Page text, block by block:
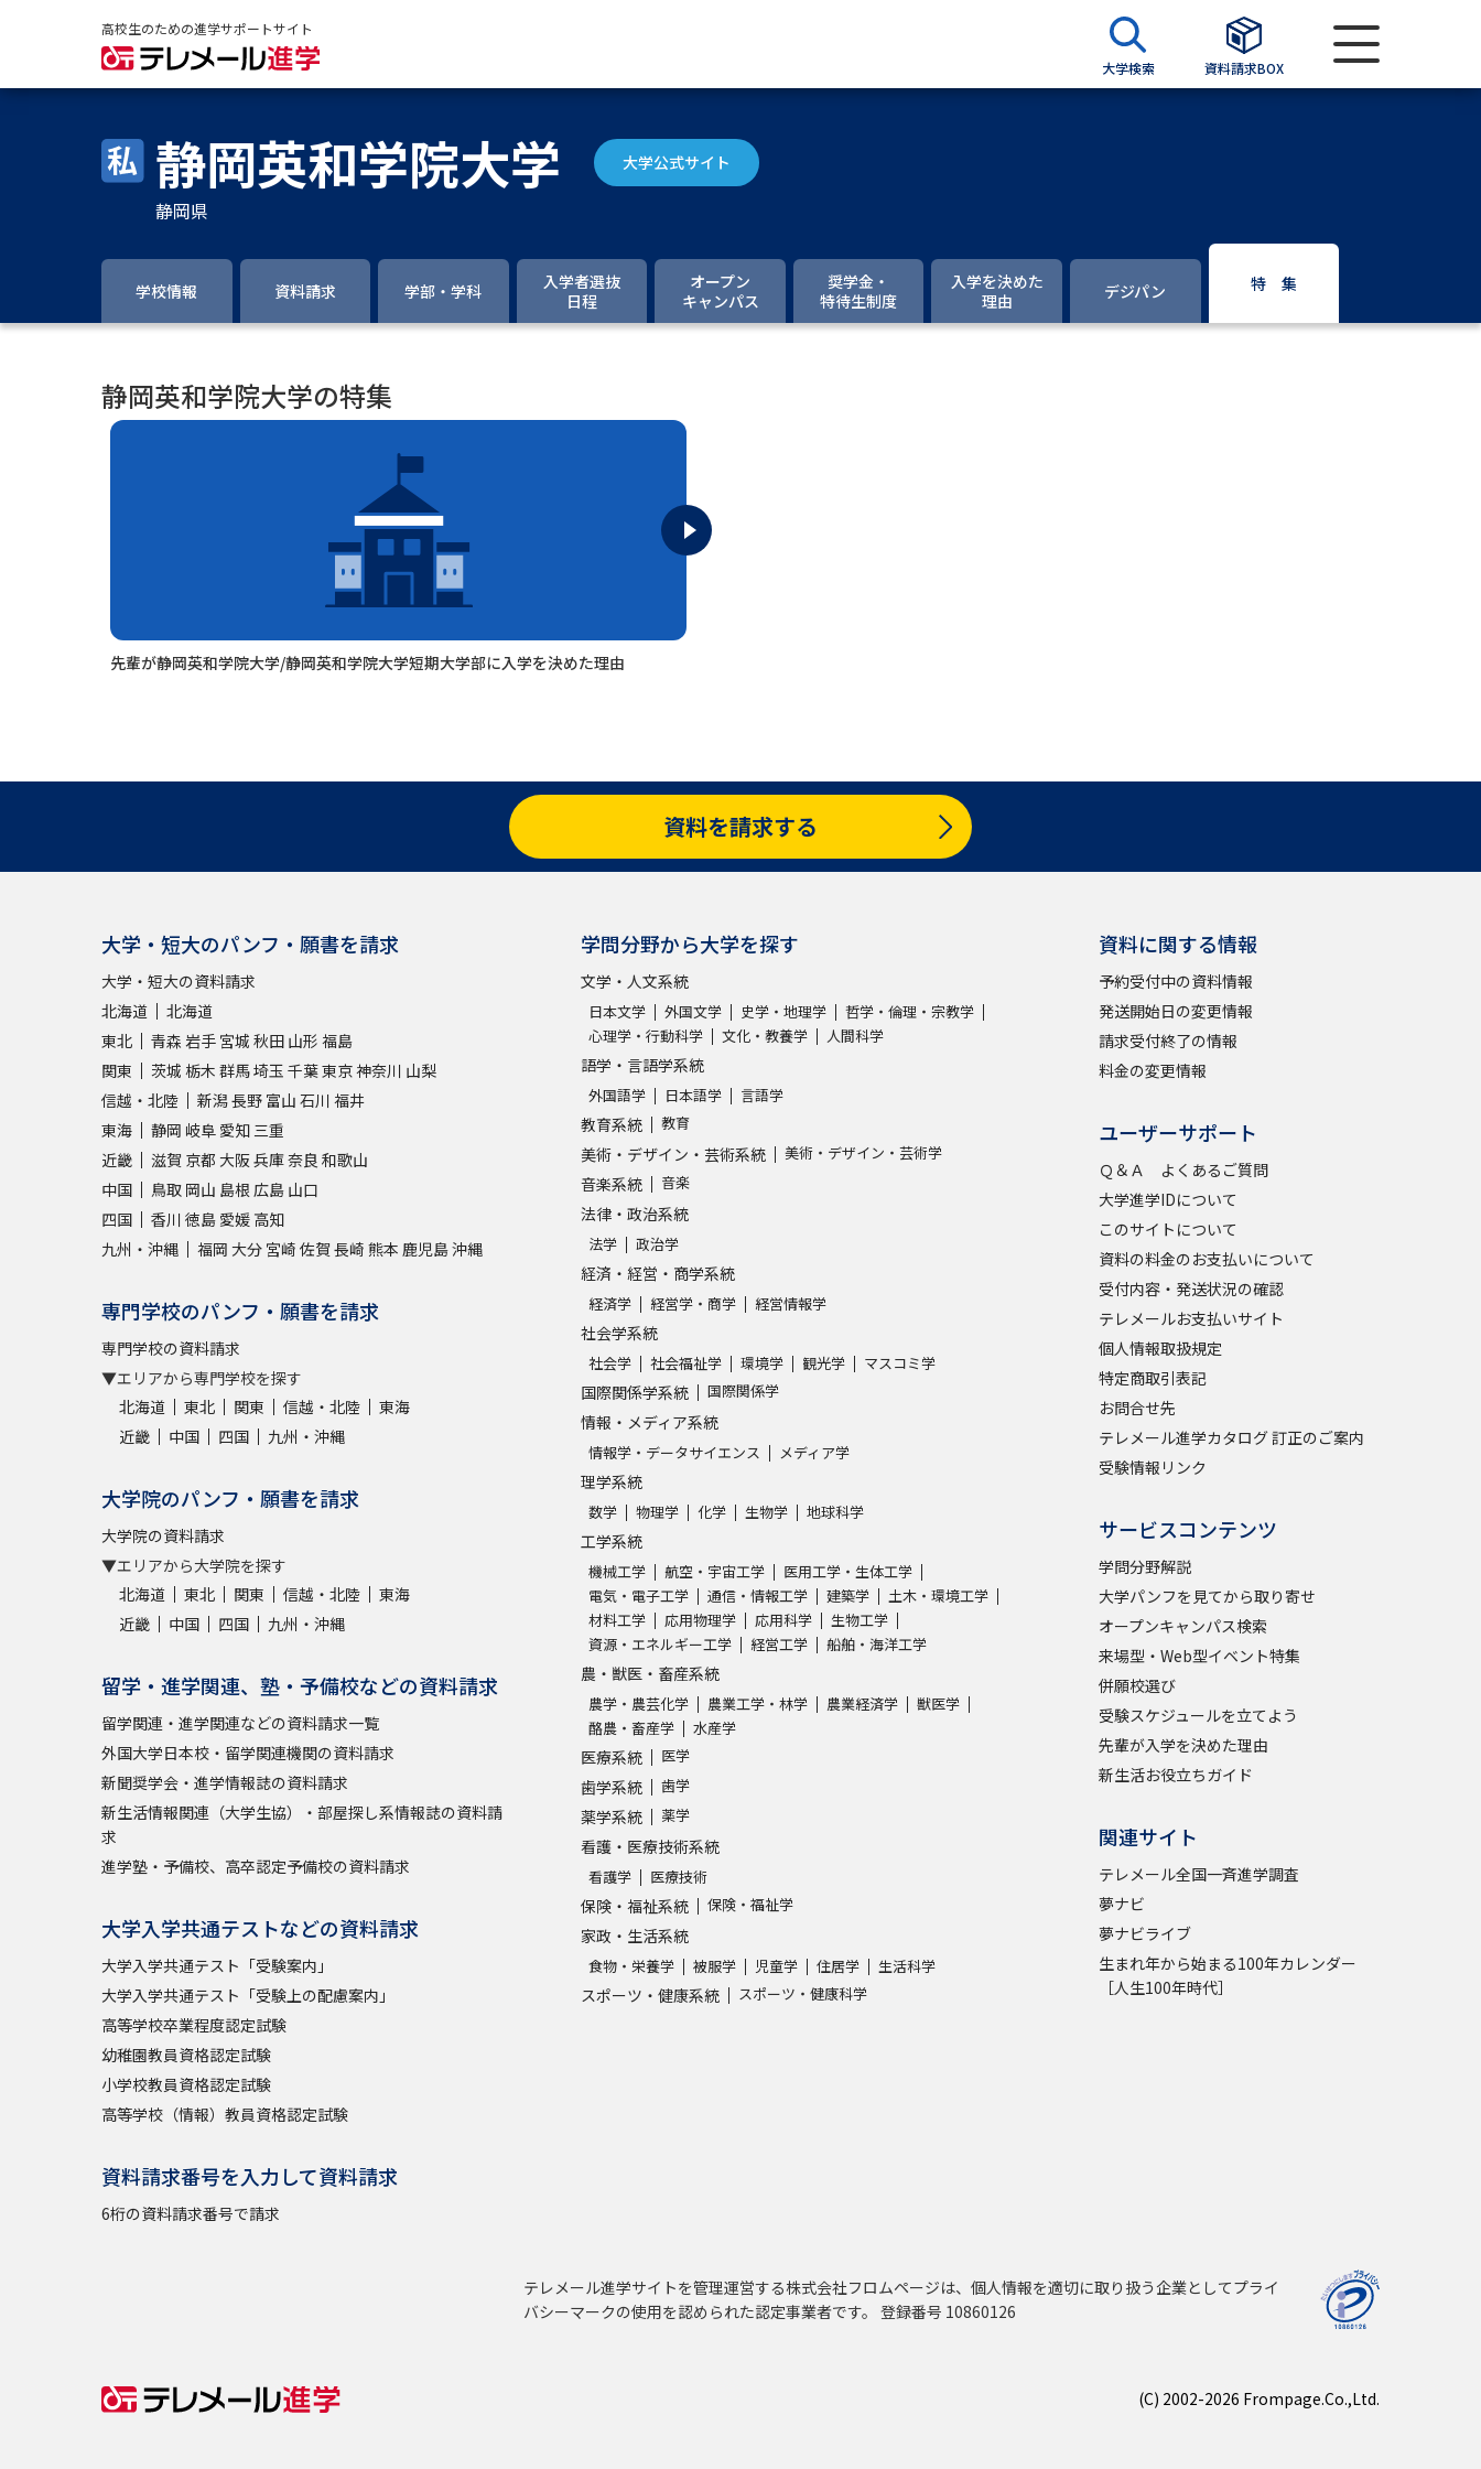
高校生のための進学サポートサイト
大学検索 資料請求BOX
大学パンフ
学部・学科パンフ
総合型選抜・学校推薦型選抜 募集要項＆願書
大学入学共通テスト「受験案内」の請求
大学入学共通テスト「受験上の配慮案内」の請求
大学で学べる内容や特徴を調べる
新増設大学・学部・学科特集
国際・グローバルに強い大学特集
進路の３択
新学年スタート号特集ページ（高3生用）
新学年スタート号特集ページ（高2生用）
SELFBRAND特集ページ
オープンキャンパスなどを調べる
オープンキャンパス検索
来場型・Web型イベント特集
夢ナビライブ
資料検索
志望校・出願校を調べる
併願校選び
先輩が入学を決めた理由
テレメール全国一斉進学調査
学問検索
大学で学びたい学問発見
学問のミニ講義「夢ナビ講義」 学問の教科書
Ｑ＆Ａ よくあるご質問
このサイトについて
資料の料金の
受付内容・発送状況の確認 テレメールお支払いサイト
個人情報取扱規定
テレメール進学カタログ
受験情報リンク
静岡英和学院大学 大学公式サイト
静岡県
学校情報 資料請求 学部・学科
入学者選抜
日程
オープン
キャンパス
奨学金・
特待生制度
入学を決めた
理由
デジパン 特 集
静岡英和学院大学の特集
先輩が静岡英和学院大学/静岡英和学院大学短期大学部に入学を決めた理由
資料を請求する
大学・短大のパンフ・願書を請求
大学・短大の資料請求
北海道
北海道
東北
青森 岩手 宮城 秋田 山形 福島
関東
茨城 栃木 群馬埼玉 千葉東京神奈川 山梨
信越・北陸
新潟長野 富山 石川 福井
東海
静岡 岐阜 愛知 三重
近畿
滋賀 京都 大阪兵庫奈良 和歌山
中国
鳥取 岡山 島根 広島 山口
四国
香川 徳島 愛媛 高知
九州・沖縄
福岡 大分 宮崎 佐賀 長崎 熊本 鹿児島沖縄
専門学校のパンフ・願書を請求
専門学校の資料請求
▼エリアから専門学校を探す
北海道
東北 関東 信越・北陸
東海
近畿
中国 四国 九州・沖縄
大学院のパンフ・願書を請求
大学院の資料請求
▼エリアから大学院を探す
北海道
東北 関東 信越・北陸
東海
近畿
中国 四国 九州・沖縄
留学・進学関連、塾・予備校などの資料請求
留学関連・進学関連などの資料請求一覧
外国大学日本校・留学関連機関の資料請求
新聞奨学会・進学情報誌の資料請求
新生活情報関連（大学生協）・部屋探し系情報誌の資料請
求
進学塾・予備校、高卒認定予備校の資料請求
大学入学共通テストなどの資料請求
大学入学共通テスト「受験案内」
大学入学共通テスト「受験上の配慮案内」
高等学校卒業程度認定試験
幼稚園教員資格認定試験
小学校教員資格認定試験
高等学校（情報）教員資格認定試験
資料請求番号を入力して資料請求
6桁の資料請求番号で請求
学問分野から大学を探す
文学・人文系統
日本文学 外国文学 史学・地理学
哲学・倫理・宗教学
心理学・行動科学
文化・教養学 人間科学
語学・言語学系統
外国語学 日本語学 言語学
教育系統 教育
美術・デザイン・芸術系統 美術・デザイン・芸術学
音楽系統 音楽
法律・政治系統
法学 政治学
経済・経営・商学系統
経済学 経営学・商学 経営情報学
社会学系統
社会学 社会福祉学 環境学 観光学 マスコミ学
国際関係学系統 国際関係学
情報・メディア系統
情報学・データサイエンス メディア学
理学系統
数学 物理学 化学 生物学 地球科学
工学系統
機械工学 航空・宇宙工学
医用工学・生体工学
電気・電子工学
通信・情報工学 建築学
土木・環境工学
材料工学
応用物理学 応用科学
生物工学
資源・エネルギー工学
経営工学 船舶・海洋工学
農・獣医・畜産系統
農学・農芸化学 農業工学・林学 農業経済学
獣医学
酪農・畜産学
水産学
医療系統 医学
歯学系統 歯学
薬学系統 薬学
看護・医療技術系統
看護学 医療技術
保険・福祉系統 保険・福祉学
家政・生活系統
食物・栄養学 被服学 児童学 住居学 生活科学
スポーツ・健康系統 スポーツ・健康科学
資料に関する情報
予約受付中の資料情報
発送開始日の変更情報
請求受付終了の情報
料金の変更情報
ユーザーサポート
Ｑ＆Ａ よくあるご質問
大学進学IDについて
このサイトについて
資料の料金のお支払いについて
受付内容・発送状況の確認
テレメールお支払いサイト
個人情報取扱規定
特定商取引表記
お問合せ先
テレメール進学カタログ 訂正のご案内
受験情報リンク
サービスコンテンツ
学問分野解説
大学パンフを見てから取り寄せ
オープンキャンパス検索
来場型・Web型イベント特集
併願校選び
受験スケジュールを立てよう
先輩が入学を決めた理由
新生活お役立ちガイド
関連サイト
テレメール全国一斉進学調査
夢ナビ
夢ナビライブ
生まれ年から始まる100年カレンダー
［人生100年時代］
テレメール進学サイトを管理運営する株式会社フロムページは、個人情報を適切に取り扱う企業としてプライ
バシーマークの使用を認められた認定事業者です。 登録番号 10860126
(C) 2002-2026 Frompage.Co.,Ltd.